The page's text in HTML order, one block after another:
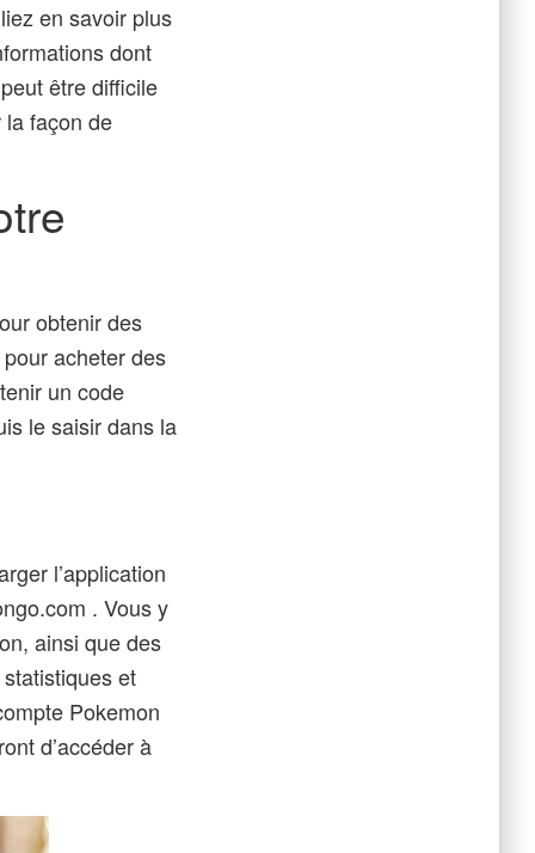
en savoir plus
dont
être difficile
façon de
obtenir des
acheter des
un code
le saisir dans la
l’application
. Vous y
ainsi que des
et
Pokemon
d’accéder à